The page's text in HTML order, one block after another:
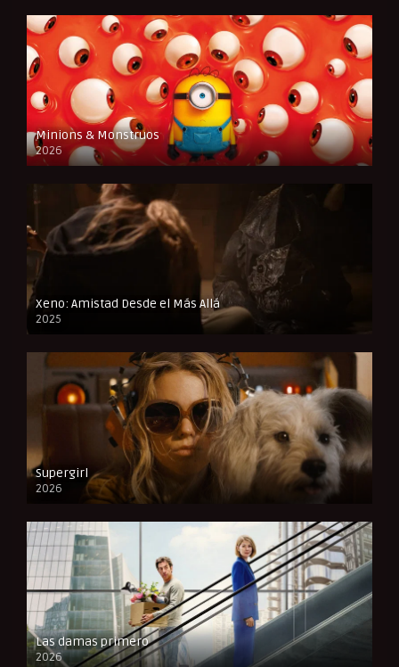
Minions & Monstruos
2026
CAM
Xeno: Amistad Desde el Más Allá
2025
FULL HD
Supergirl
2026
FULL HD
Las damas primero
2026